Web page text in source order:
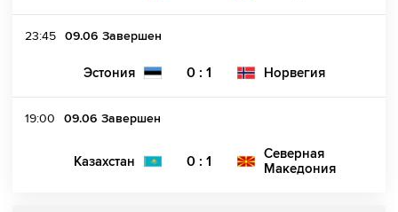
23:45 09.06 Завершен
Эстония 0 : 1 Норвегия
19:00 09.06 Завершен
Казахстан 0 : 1
Северная
Македония